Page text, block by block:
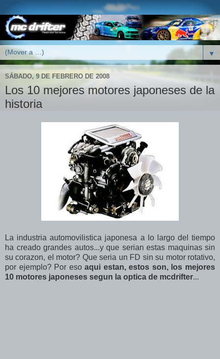
▼
SÁBADO, 9 DE FEBRERO DE 2008
Los 10 mejores motores japoneses de la
historia
La industria automovilistica japonesa a lo largo del tiempo
ha creado grandes autos...y que serian estas maquinas sin
su corazon, el motor? Que seria un FD sin su motor rotativo,
por ejemplo? Por esoaqui estan, estos son, los mejores
10 motores japoneses segun la optica de mcdrifter...